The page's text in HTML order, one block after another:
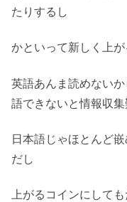
たりするし
かといって新しく上
英語あんま読めない
語できないと情報収
日本語じゃほとんど
だし
上がるコインにして